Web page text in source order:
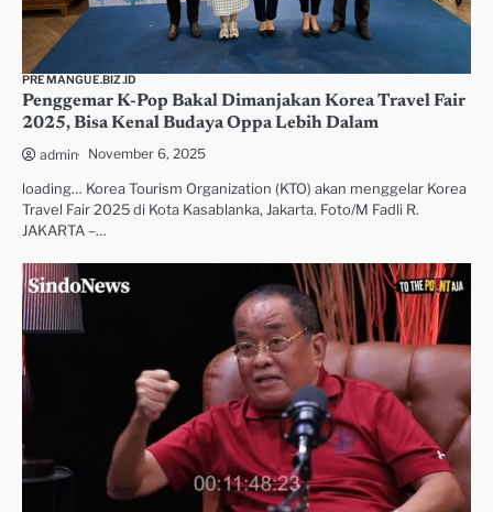
PREMANGUE.BIZ.ID
Penggemar K-Pop Bakal Dimanjakan Korea Travel Fair
2025, Bisa Kenal Budaya Oppa Lebih Dalam
admin November 6, 2025
loading… Korea Tourism Organization (KTO) akan menggelar Korea
Travel Fair 2025 di Kota Kasablanka, Jakarta. Foto/M Fadli R.
JAKARTA –…